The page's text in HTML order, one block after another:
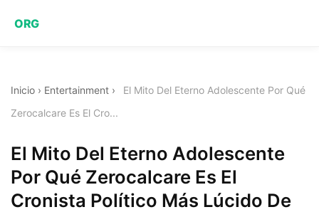
ORG
Inicio › Entertainment ›
El Mito Del Eterno Adolescente Por Qué
Zerocalcare Es El Cro...
El Mito Del Eterno Adolescente
Por Qué Zerocalcare Es El
Cronista Político Más Lúcido De